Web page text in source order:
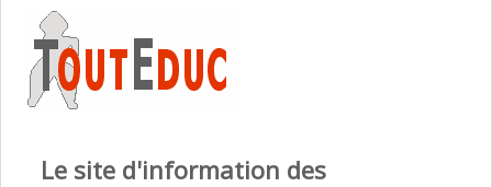
Le site d'information des